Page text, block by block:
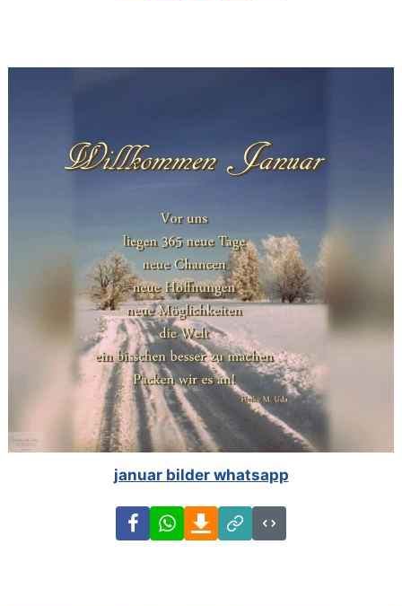
januar bilder whatsapp
FacebookWhatsAppDownload
Link
Code